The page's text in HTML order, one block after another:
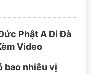
Phật A Di Đà
Video
bao nhiêu vị